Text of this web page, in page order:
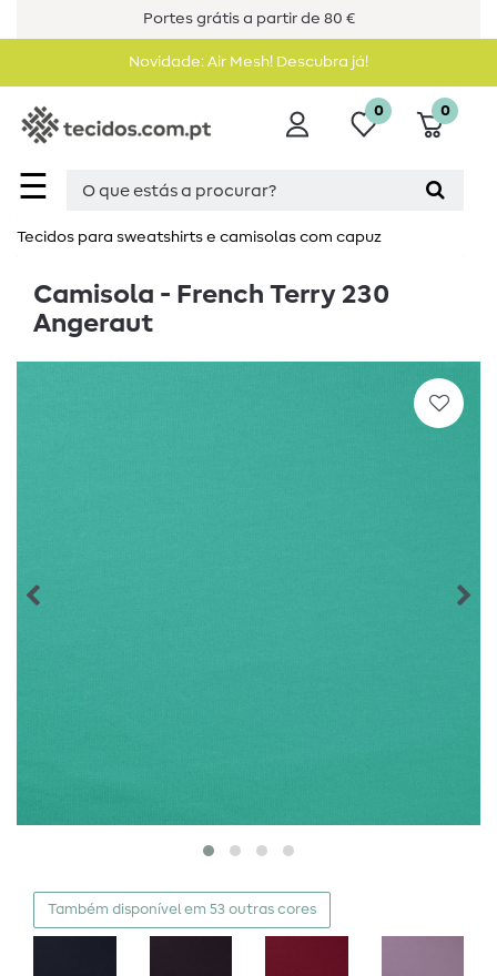
Portes grátis a partir de 80 €
Novidade: Air Mesh! Descubra já!
☰
0 0
Tecidos para sweatshirts e camisolas com capuz
Camisola - French Terry 230
Angeraut
Também disponível em 53 outras cores